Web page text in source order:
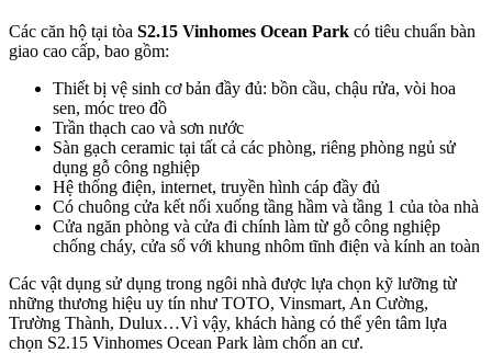
Các căn hộ tại tòa S2.15 Vinhomes Ocean Park có tiêu chuẩn bàn
giao cao cấp, bao gồm:
Thiết bị vệ sinh cơ bản đầy đủ: bồn cầu, chậu rửa, vòi hoa
sen, móc treo đồ
Trần thạch cao và sơn nước
Sàn gạch ceramic tại tất cả các phòng, riêng phòng ngủ sử
dụng gỗ công nghiệp
Hệ thống điện, internet, truyền hình cáp đầy đủ
Có chuông cửa kết nối xuống tầng hầm và tầng 1 của tòa nhà
Cửa ngăn phòng và cửa đi chính làm từ gỗ công nghiệp
chống cháy, cửa sổ với khung nhôm tĩnh điện và kính an toàn
Các vật dụng sử dụng trong ngôi nhà được lựa chọn kỹ lưỡng từ
những thương hiệu uy tín như TOTO, Vinsmart, An Cường,
Trường Thành, Dulux…Vì vậy, khách hàng có thể yên tâm lựa
chọn S2.15 Vinhomes Ocean Park làm chốn an cư.